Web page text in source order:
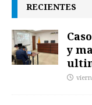
RECIENTES
y